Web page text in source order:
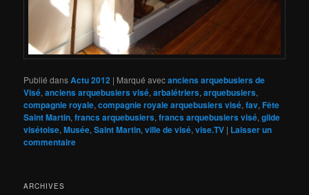
Publié dansActu 2012 | Marqué avecanciens arquebusiers de
Visé,anciens arquebusiers visé,arbalétriers,arquebusiers,
compagnie royale,compagnie royale arquebusiers visé,fav,Fête
Saint Martin,francs arquebusiers,francs arquebusiers visé,gilde
visétoise,Musée,Saint Martin,ville de visé,vise.TV | Laisser un
commentaire
ARCHIVES